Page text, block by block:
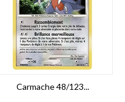
Carmache 48/123...